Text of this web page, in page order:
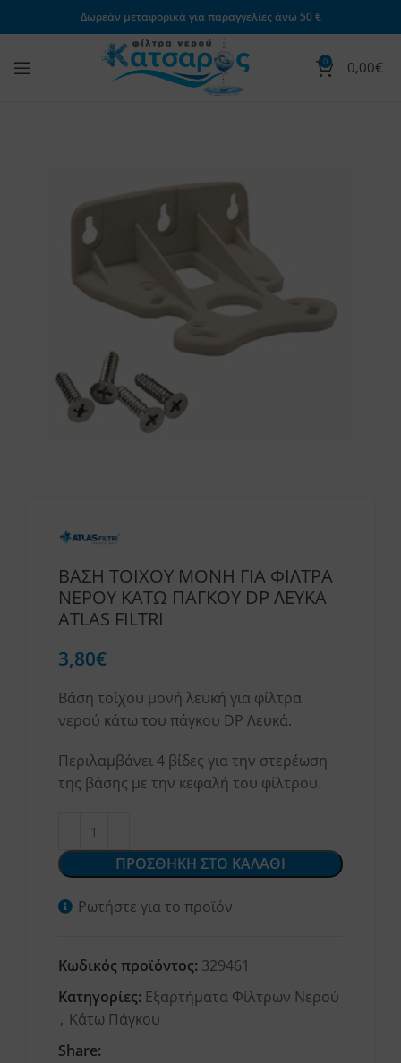
Δωρεάν μεταφορικά για παραγγελίες άνω 50 €
0 0,00€
ΒΑΣΗ ΤΟΙΧΟΥ ΜΟΝΗ ΓΙΑ ΦΙΛΤΡΑ
ΝΕΡΟΥ ΚΑΤΩ ΠΑΓΚΟΥ DP ΛΕΥΚΑ
ATLAS FILTRI
3,80€
Βάση τοίχου μονή λευκή για φίλτρα
νερού κάτω του πάγκου DP Λευκά.
Περιλαμβάνει 4 βίδες για την στερέωση
της βάσης με την κεφαλή του φίλτρου.
ΠΡΟΣΘΗΚΗ ΣΤΟ ΚΑΛΑΘΙ
Ρωτήστε για το προϊόν
Κωδικός προϊόντος: 329461
Κατηγορίες: Εξαρτήματα Φίλτρων Νερού
, Κάτω Πάγκου
Share: